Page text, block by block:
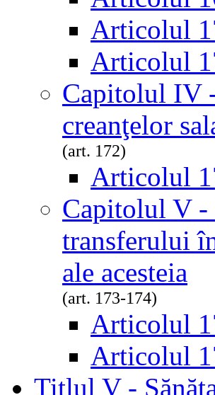
Articolul
Articolul
Capitolul IV
creanţelor
(art. 172)
Articolul
Capitolul V -
transferului
ale acesteia
(art. 173-174)
Articolul
Articolul
Titlul V -